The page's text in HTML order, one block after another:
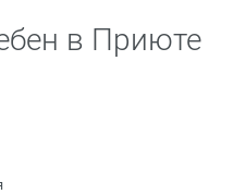
в Приюте